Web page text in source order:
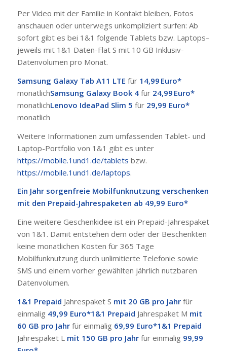
Per Video mit der Familie in Kontakt bleiben, Fotos
anschauen oder unterwegs unkompliziert surfen: Ab
sofort gibt es bei 1&1 folgende Tablets bzw. Laptops–
jeweils mit 1&1 Daten-Flat S mit 10 GB Inklusiv-
Datenvolumen pro Monat.
Samsung Galaxy Tab A11 LTE für 14,99 Euro*
monatlichSamsung Galaxy Book 4 für 24,99 Euro*
monatlichLenovo IdeaPad Slim 5 für 29,99 Euro*
monatlich
Weitere Informationen zum umfassenden Tablet- und
Laptop-Portfolio von 1&1 gibt es unter
https://mobile.1und1.de/tablets bzw.
https://mobile.1und1.de/laptops.
Ein Jahr sorgenfreie Mobilfunknutzung verschenken
mit den Prepaid-Jahrespaketen ab 49,99 Euro*
Eine weitere Geschenkidee ist ein Prepaid-Jahrespaket
von 1&1. Damit entstehen dem oder der Beschenkten
keine monatlichen Kosten für 365 Tage
Mobilfunknutzung durch unlimitierte Telefonie sowie
SMS und einem vorher gewählten jährlich nutzbaren
Datenvolumen.
1&1 Prepaid Jahrespaket S mit 20 GB pro Jahrfür
einmalig 49,99 Euro*1&1 Prepaid Jahrespaket M mit
60 GB pro Jahrfür einmalig 69,99 Euro*1&1 Prepaid
Jahrespaket L mit 150 GB pro Jahrfür einmalig 99,99